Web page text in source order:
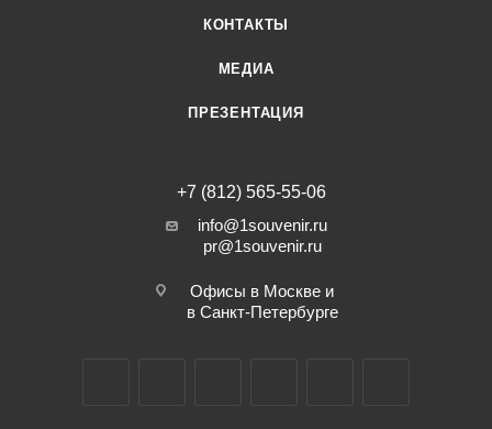
КОНТАКТЫ
МЕДИА
ПРЕЗЕНТАЦИЯ
+7 (812) 565-55-06
info@1souvenir.ru
pr@1souvenir.ru
Офисы в Москве и
в Санкт-Петербурге